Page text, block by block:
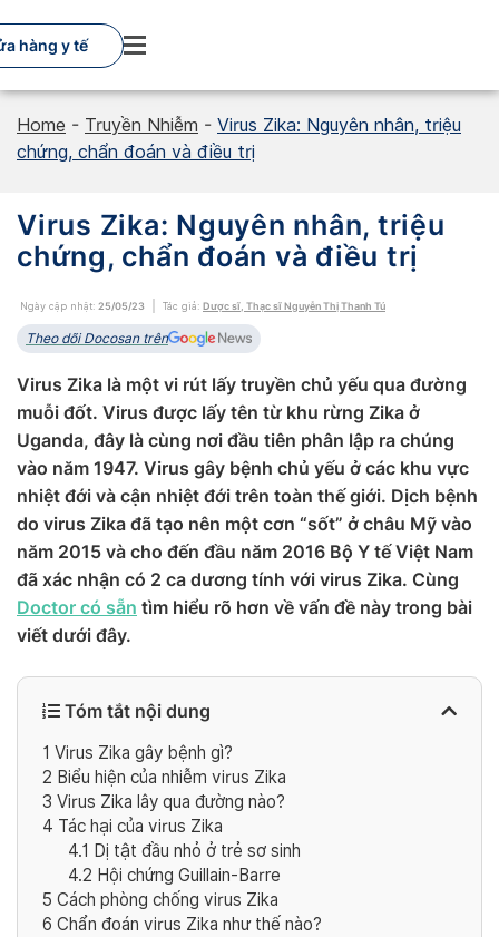
to
content
hàng y tế
Home - Truyền Nhiễm - Virus Zika: Nguyên nhân, triệu
chứng, chẩn đoán và điều trị
Virus Zika: Nguyên nhân, triệu
chứng, chẩn đoán và điều trị
Ngày cập nhật: 25/05/23 Tác giả: Dược sĩ, Thạc sĩ Nguyễn Thị Thanh Tú
Theo dõi Docosan trên
Virus Zika là một vi rút lấy truyền chủ yếu qua đường
muỗi đốt. Virus được lấy tên từ khu rừng Zika ở
Uganda, đây là cùng nơi đầu tiên phân lập ra chúng
vào năm 1947. Virus gây bệnh chủ yếu ở các khu vực
nhiệt đới và cận nhiệt đới trên toàn thế giới. Dịch bệnh
do virus Zika đã tạo nên một cơn “sốt” ở châu Mỹ vào
năm 2015 và cho đến đầu năm 2016 Bộ Y tế Việt Nam
đã xác nhận có 2 ca dương tính với virus Zika. Cùng
Doctor có sẵn tìm hiểu rõ hơn về vấn đề này trong bài
viết dưới đây.
Tóm tắt nội dung
1 Virus Zika gây bệnh gì?
2 Biểu hiện của nhiễm virus Zika
3 Virus Zika lây qua đường nào?
4 Tác hại của virus Zika
4.1 Dị tật đầu nhỏ ở trẻ sơ sinh
4.2 Hội chứng Guillain-Barre
5 Cách phòng chống virus Zika
6 Chẩn đoán virus Zika như thế nào?